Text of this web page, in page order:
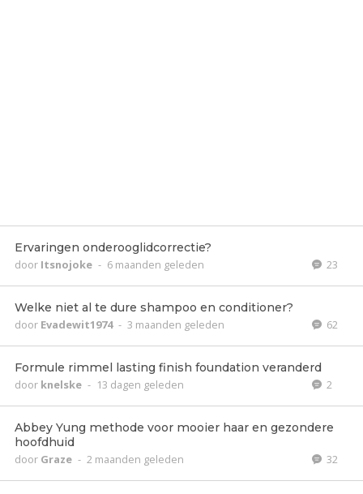
Ervaringen onderooglidcorrectie?
door Itsnojoke - 6 maanden geleden 23
Welke niet al te dure shampoo en conditioner?
door Evadewit1974 - 3 maanden geleden 62
Formule rimmel lasting finish foundation veranderd
door knelske - 13 dagen geleden 2
Abbey Yung methode voor mooier haar en gezondere
hoofdhuid
door Graze - 2 maanden geleden 32